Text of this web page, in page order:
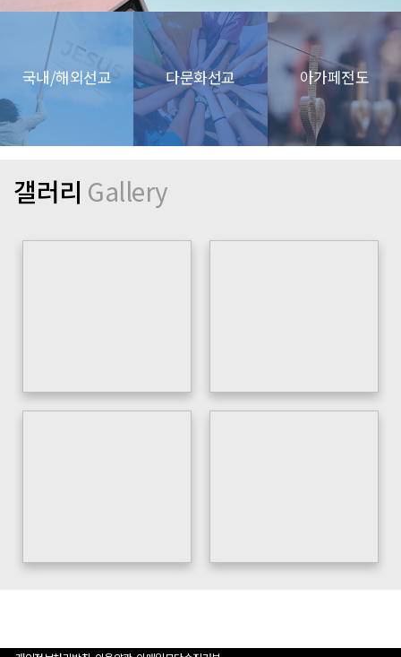
국내/해외선교 다문화선교 아가페전도
갤러리 Gallery